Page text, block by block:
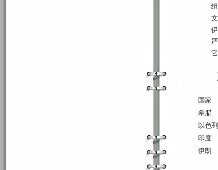
国家
希腊
以色列
印度
伊朗